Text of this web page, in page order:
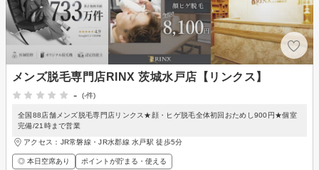
メンズ脱毛専門店RINX 茨城水戸店【リンクス】
-
(-件)
全国88店舗メンズ脱毛専門店リンクス★顔・ヒゲ脱毛全体初回おためし900円★個室
完備/21時まで営業
アクセス：JR常磐線・JR水郡線 水戸駅 徒歩5分
◎ 本日空席あり ポイントが貯まる・使える